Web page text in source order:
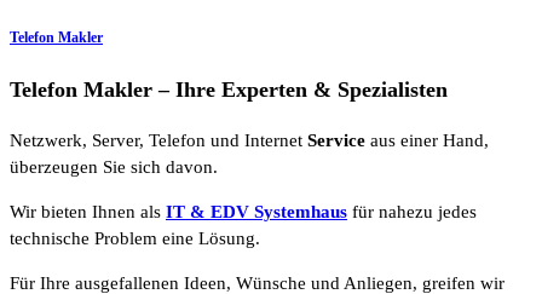
Telefon Makler
Telefon Makler – Ihre Experten & Spezialisten
Netzwerk, Server, Telefon und Internet Service aus einer Hand,
überzeugen Sie sich davon.
Wir bieten Ihnen als IT & EDV Systemhaus für nahezu jedes
technische Problem eine Lösung.
Für Ihre ausgefallenen Ideen, Wünsche und Anliegen, greifen wir